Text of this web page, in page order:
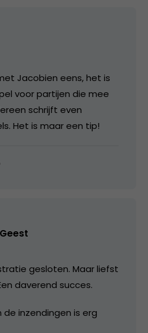
Jacobien eens, het is
voor partijen die mee
schrijft even
Het is maar een tip!
gesloten. Maar liefst
daverend succes.
inzendingen is erg